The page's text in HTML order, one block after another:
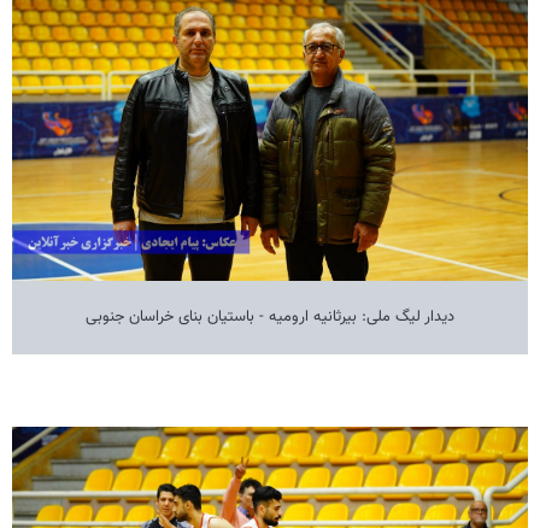
دیدار لیگ ملی: بیرثانیه ارومیه - باستیان بنای خراسان جنوبی